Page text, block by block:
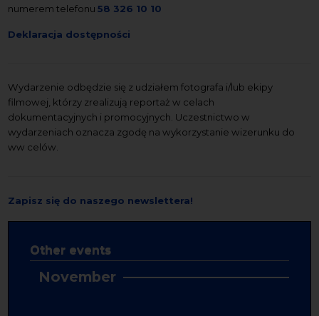
numerem telefonu58 326 10 10
Deklaracja dostępności
Wydarzenie odbędzie się z udziałem fotografa i/lub ekipy
filmowej, którzy zrealizują reportaż w celach
dokumentacyjnych i promocyjnych. Uczestnictwo w
wydarzeniach oznacza zgodę na wykorzystanie wizerunku do
ww celów.
Zapisz się do naszego newslettera!
Other events
November